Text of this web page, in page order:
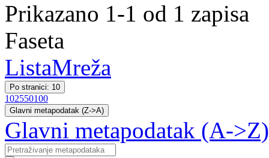
Prikazano 1-1 od 1 zapisa
Faseta
ListaMreža
Po stranici: 10
102550100
Glavni metapodatak (Z->A)
Glavni metapodatak (A->Z)